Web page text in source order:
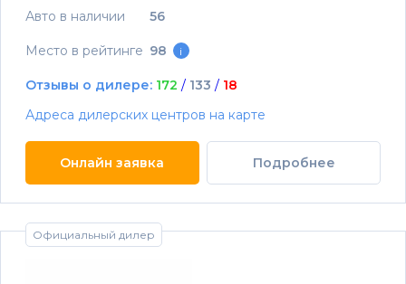
Авто в наличии 56
Место в рейтинге 98 i
Отзывы о дилере: 172 / 133 / 18
Адреса дилерских центров на карте
Онлайн заявка Подробнее
Официальный дилер